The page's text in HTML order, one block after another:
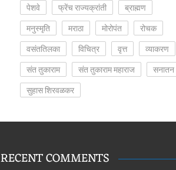
पेशवे
फ्रेंच राज्यक्रांती
ब्राह्मण
मनुस्मृति
मराठा मोरोपंत
रोचक
वसंततिलका
विचित्र वृत्त
व्याकरण
संत तुकाराम
संत तुकाराम महाराज
सनातन
सुहास शिरवळकर
RECENT COMMENTS